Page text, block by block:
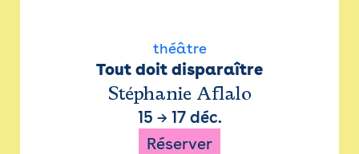
théâtre
Tout doit disparaître
Stéphanie Aflalo
15 → 17 déc.
Réserver